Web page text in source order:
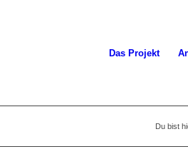
Das Projekt
Du bist